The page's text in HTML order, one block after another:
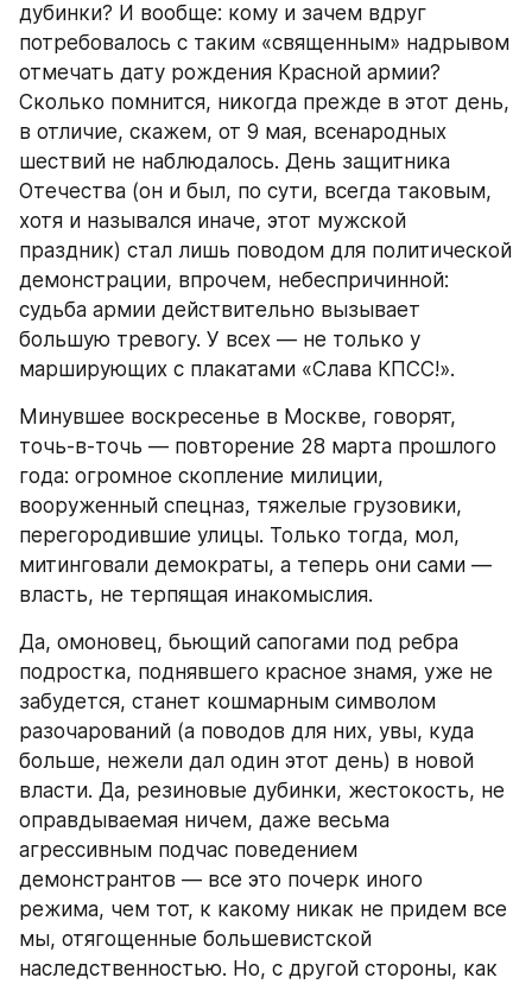
дубинки? И вообще: кому и зачем вдруг
потребовалось с таким «священным» надрывом
отмечать дату рождения Красной армии?
Сколько помнится, никогда прежде в этот день,
в отличие, скажем, от 9 мая, всенародных
шествий не наблюдалось. День защитника
Отечества (он и был, по сути, всегда таковым,
хотя и назывался иначе, этот мужской
праздник) стал лишь поводом для политической
демонстрации, впрочем, небеспричинной:
судьба армии действительно вызывает
большую тревогу. У всех — не только у
марширующих с плакатами «Слава КПСС!».
Минувшее воскресенье в Москве, говорят,
точь-в-точь — повторение 28 марта прошлого
года: огромное скопление милиции,
вооруженный спецназ, тяжелые грузовики,
перегородившие улицы. Только тогда, мол,
митинговали демократы, а теперь они сами —
власть, не терпящая инакомыслия.
Да, омоновец, бьющий сапогами под ребра
подростка, поднявшего красное знамя, уже не
забудется, станет кошмарным символом
разочарований (а поводов для них, увы, куда
больше, нежели дал один этот день) в новой
власти. Да, резиновые дубинки, жестокость, не
оправдываемая ничем, даже весьма
агрессивным подчас поведением
демонстрантов — все это почерк иного
режима, чем тот, к какому никак не придем все
мы, отягощенные большевистской
наследственностью. Но, с другой стороны, как